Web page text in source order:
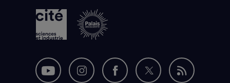
Nous
Nous
Nous
Nous
Flux